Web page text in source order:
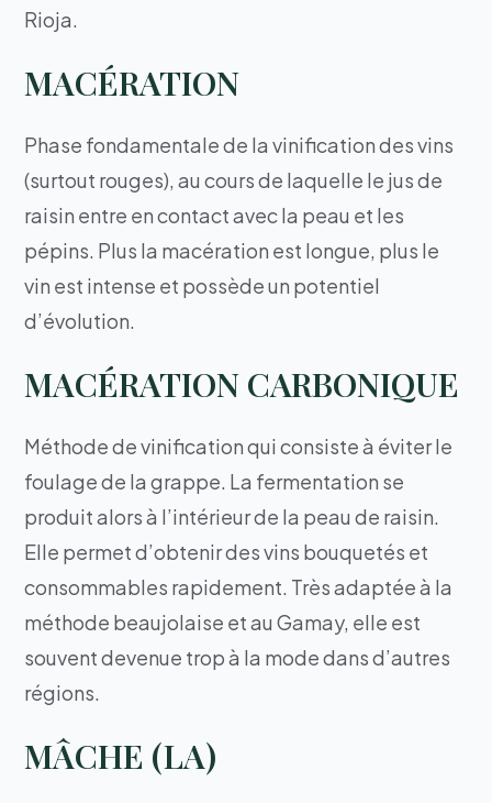
Rioja.
MACÉRATION
Phase fondamentale de la vinification des vins
(surtout rouges), au cours de laquelle le jus de
raisin entre en contact avec la peau et les
pépins. Plus la macération est longue, plus le
vin est intense et possède un potentiel
d’évolution.
MACÉRATION CARBONIQUE
Méthode de vinification qui consiste à éviter le
foulage de la grappe. La fermentation se
produit alors à l’intérieur de la peau de raisin.
Elle permet d’obtenir des vins bouquetés et
consommables rapidement. Très adaptée à la
méthode beaujolaise et au Gamay, elle est
souvent devenue trop à la mode dans d’autres
régions.
MÂCHE (LA)